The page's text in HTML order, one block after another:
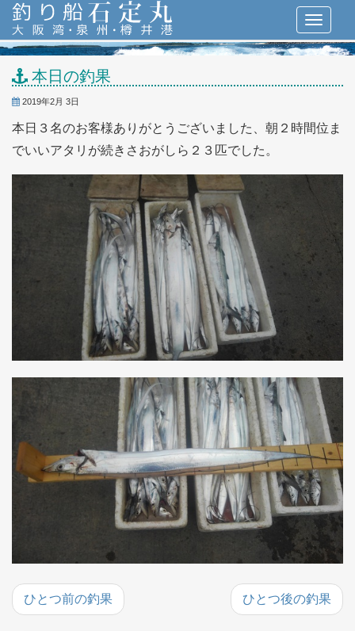
本日の釣果
2019年2月 3日
本日３名のお客様ありがとうございました、朝２時間位ま
でいいアタリが続きさおがしら２３匹でした。
ひとつ前の釣果 ひとつ後の釣果